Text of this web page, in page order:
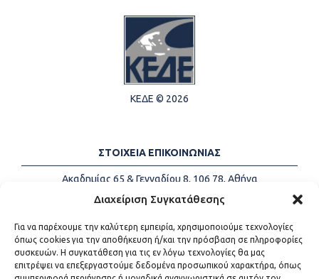
Διαχείριση Συγκατάθεσης
Για να παρέχουμε την καλύτερη εμπειρία, χρησιμοποιούμε τεχνολογίες
όπως cookies για την αποθήκευση ή/και την πρόσβαση σε πληροφορίες
συσκευών. Η συγκατάθεση για τις εν λόγω τεχνολογίες θα μας
επιτρέψει να επεξεργαστούμε δεδομένα προσωπικού χαρακτήρα, όπως
ΚΕΔΕ © 2026
ΣΤΟΙΧΕΙΑ ΕΠΙΚΟΙΝΩΝΙΑΣ
Ακαδημίας 65 & Γενναδίου 8, 106 78, Αθήνα
Τηλέφωνα:
+30 213-2147500
Email:
info@kede.gr
ΧΡΗΣΙΜΟΙ ΣΥΝΔΕΣΜΟΙ